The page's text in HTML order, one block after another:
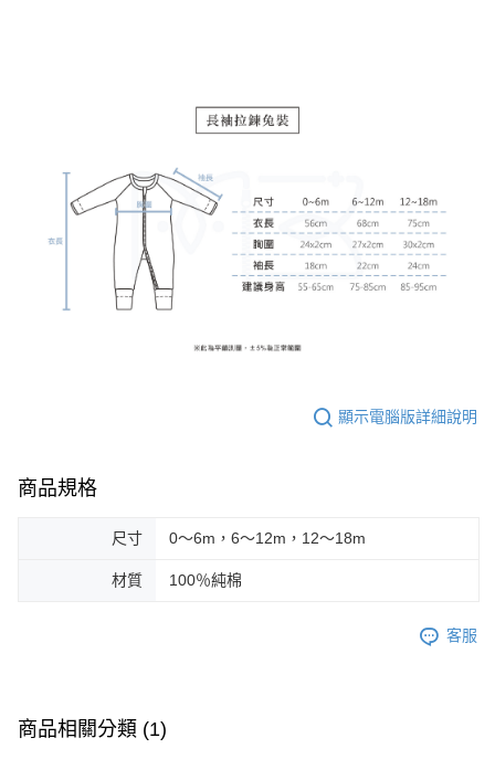
顯示電腦版詳細說明
商品規格
尺寸 0～6m，6～12m，12～18m
材質 100％純棉
客服
商品相關分類 (1)